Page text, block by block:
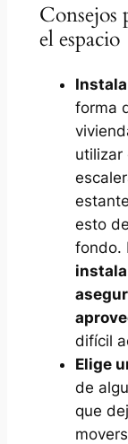
Consejos
el espacio
forma
utilizar
esto
fondo.
difícil
Elige
de
que